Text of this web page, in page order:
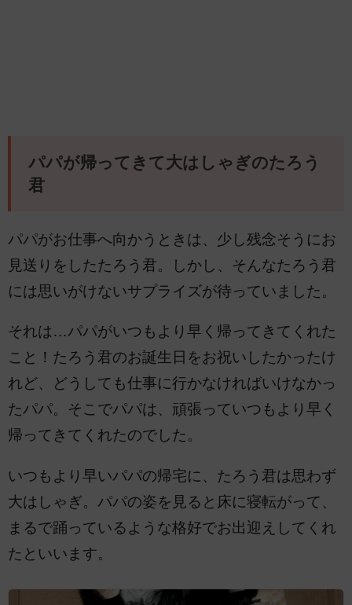
パパが帰ってきて大はしゃぎのたろう
君
パパがお仕事へ向かうときは、少し残念そうにお
見送りをしたたろう君。しかし、そんなたろう君
には思いがけないサプライズが待っていました。
それは…パパがいつもより早く帰ってきてくれた
こと！たろう君のお誕生日をお祝いしたかったけ
れど、どうしても仕事に行かなければいけなかっ
たパパ。そこでパパは、頑張っていつもより早く
帰ってきてくれたのでした。
いつもより早いパパの帰宅に、たろう君は思わず
大はしゃぎ。パパの姿を見ると床に寝転がって、
まるで踊っているような格好でお出迎えしてくれ
たといいます。